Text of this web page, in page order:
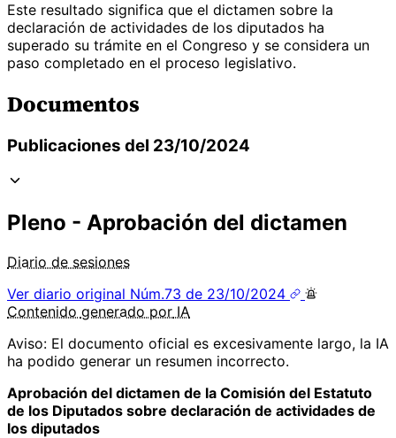
Este resultado significa que el dictamen sobre la
declaración de actividades de los diputados ha
superado su trámite en el Congreso y se considera un
paso completado en el proceso legislativo.
Documentos
Publicaciones del 23/10/2024
Pleno - Aprobación del dictamen
Diario de sesiones
Ver diario original Núm.73 de 23/10/2024
Contenido generado por IA
Aviso: El documento oficial es excesivamente largo, la IA
ha podido generar un resumen incorrecto.
Aprobación del dictamen de la Comisión del Estatuto
de los Diputados sobre declaración de actividades de
los diputados